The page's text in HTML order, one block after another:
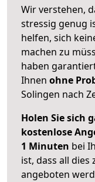
Wir verstehen,
stressig genug
helfen, sich
machen zu
haben
Ihnen ohne
Solingen nach
Holen Sie sich
kostenlose
1 Minuten bei
ist, dass all dies
angeboten